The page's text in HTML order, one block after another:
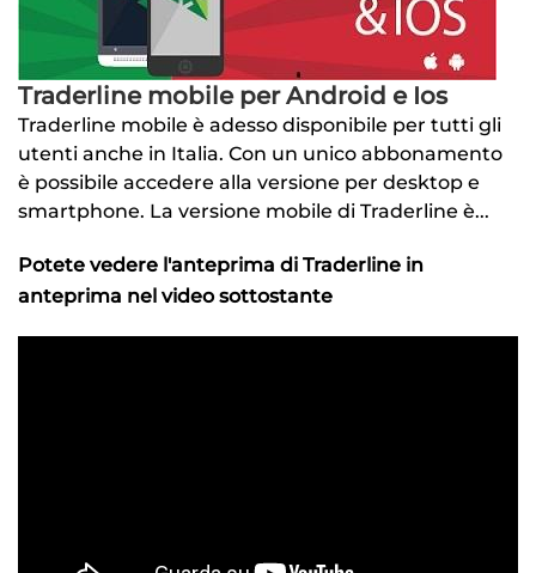
Traderline mobile per Android e Ios
Traderline mobile è adesso disponibile per tutti gli
utenti anche in Italia. Con un unico abbonamento
è possibile accedere alla versione per desktop e
smartphone. La versione mobile di Traderline è...
Potete vedere l'anteprima di Traderline in
anteprima nel video sottostante